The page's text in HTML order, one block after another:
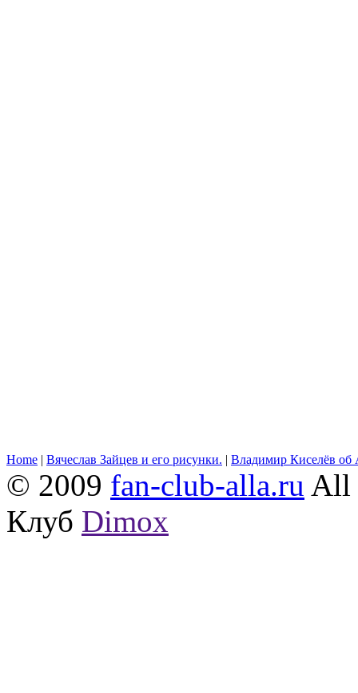
Home | Вячеслав Зайцев и его рисунки. | Владимир Киселёв об
© 2009 fan-club-alla.ru All
Клуб Dimox